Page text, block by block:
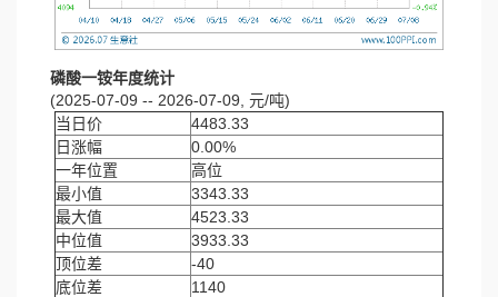
磷酸一铵年度统计
(2025-07-09 -- 2026-07-09, 元/吨)
当日价
4483.33
日涨幅
0.00%
一年位置
高位
最小值
3343.33
最大值
4523.33
中位值
3933.33
顶位差
-40
底位差
1140